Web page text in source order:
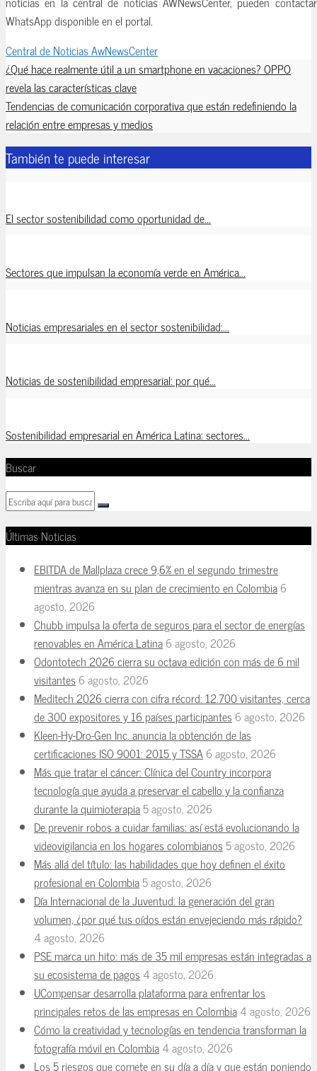
WhatsApp disponible en el portal.
Central de Noticias AwNewsCenter
¿Qué hace realmente útil a un smartphone en vacaciones? OPPO
revela las características clave
Tendencias de comunicación corporativa que están redefiniendo la
relación entre empresas y medios
También te puede interesar
El sector sostenibilidad como oportunidad de...
Sectores que impulsan la economía verde en América...
Noticias empresariales en el sector sostenibilidad:...
Noticias de sostenibilidad empresarial: por qué...
Sostenibilidad empresarial en América Latina: sectores...
Buscar
Últimas Noticias
EBITDA de Mallplaza crece 9,6% en el segundo trimestre
mientras avanza en su plan de crecimiento en Colombia6
agosto, 2026
Chubb impulsa la oferta de seguros para el sector de energías
renovables en América Latina6 agosto, 2026
Odontotech 2026 cierra su octava edición con más de 6 mil
visitantes6 agosto, 2026
Meditech 2026 cierra con cifra récord: 12.700 visitantes, cerca
de 300 expositores y 16 países participantes6 agosto, 2026
Kleen-Hy-Dro-Gen Inc. anuncia la obtención de las
certificaciones ISO 9001: 2015 y TSSA6 agosto, 2026
Más que tratar el cáncer: Clínica del Country incorpora
tecnología que ayuda a preservar el cabello y la confianza
durante la quimioterapia5 agosto, 2026
De prevenir robos a cuidar familias: así está evolucionando la
videovigilancia en los hogares colombianos5 agosto, 2026
Más allá del título: las habilidades que hoy definen el éxito
profesional en Colombia5 agosto, 2026
Día Internacional de la Juventud: la generación del gran
volumen, ¿por qué tus oídos están envejeciendo más rápido?
4 agosto, 2026
PSE marca un hito: más de 35 mil empresas están integradas a
su ecosistema de pagos4 agosto, 2026
UCompensar desarrolla plataforma para enfrentar los
principales retos de las empresas en Colombia4 agosto, 2026
Cómo la creatividad y tecnologías en tendencia transforman la
fotografía móvil en Colombia4 agosto, 2026
Los 5 riesgos que comete en su día a día y que están poniendo